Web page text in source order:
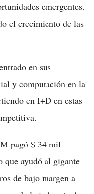
emergentes.
el crecimiento de las
en sus
y computación en la
en I+D en estas
pagó $ 34 mil
ayudó al gigante
de bajo margen a